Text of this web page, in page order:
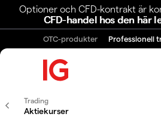
Optioner och CFD-kontrakt är
CFD-handel hos den här
OTC-produkter Professionell
Trading
Aktiekurser